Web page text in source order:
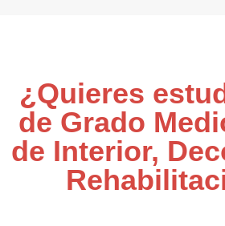
¿Quieres
de Grado
de Interior,